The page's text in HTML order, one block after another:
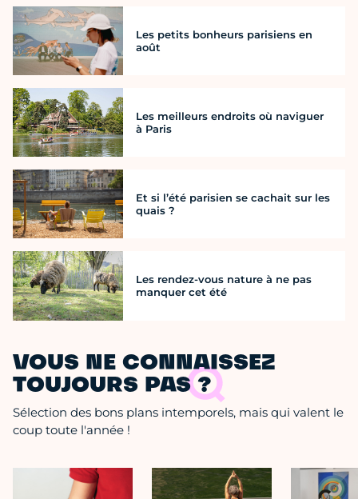
Les petits bonheurs parisiens en
août
Les meilleurs endroits où naviguer
à Paris
Et si l’été parisien se cachait sur les
quais ?
Les rendez-vous nature à ne pas
manquer cet été
VOUS NE CONNAISSEZ
TOUJOURS PAS ?
Sélection des bons plans intemporels, mais qui valent le
coup toute l'année !